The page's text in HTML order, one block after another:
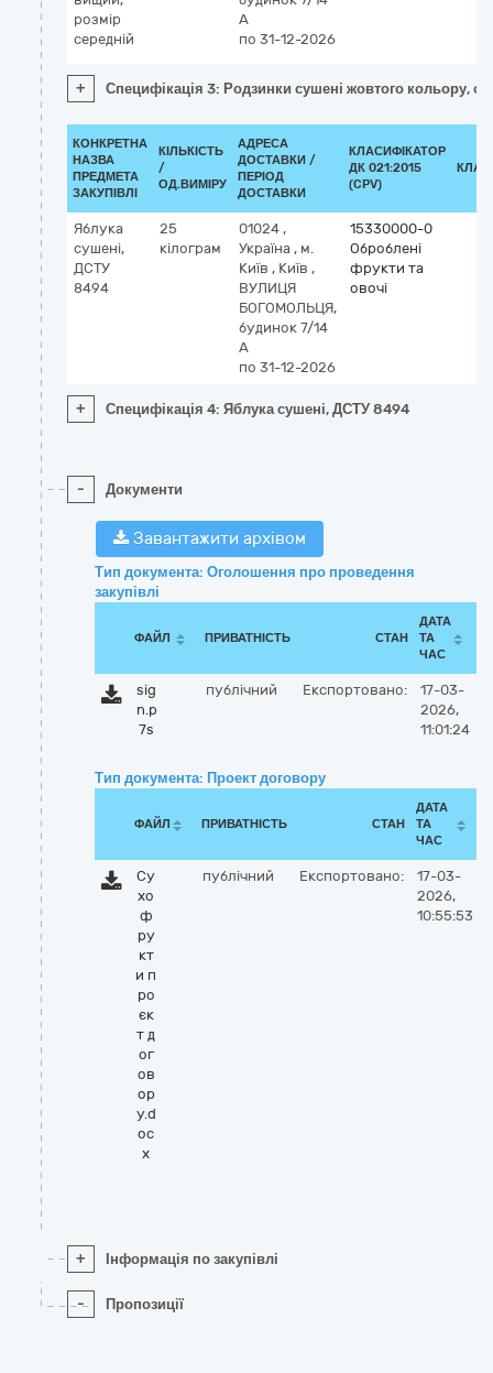
розмір
середній
А
по 31-12-2026
+ Специфікація 3: Родзинки сушені жовтого кольору,
КОНКРЕТНА
НАЗВА
ПРЕДМЕТА
ЗАКУПІВЛІ
КІЛЬКІСТЬ
/
ОД.ВИМІРУ
АДРЕСА
ДОСТАВКИ /
ПЕРІОД
ДОСТАВКИ
КЛАСИФІКАТОР
ДК 021:2015
(CPV)
Яблука
сушені,
ДСТУ
8494
25
кілограм
01024 ,
Україна , м.
Київ , Київ ,
ВУЛИЦЯ
БОГОМОЛЬЦЯ,
будинок 7/14
А
по 31-12-2026
15330000-0
Оброблені
фрукти та
овочі
+ Специфікація 4: Яблука сушені, ДСТУ 8494
- Документи
Завантажити архівом
Тип документа: Оголошення про проведення
закупівлі
ФАЙЛ ПРИВАТНІСТЬ СТАН
ДАТА
ТА
ЧАС
sig
n.p
7s
публічний Експортовано:
17-03-
2026,
11:01:24
Тип документа: Проект договору
ФАЙЛ ПРИВАТНІСТЬ СТАН
ДАТА
ТА
ЧАС
Су
хо
ф
ру
кт
и п
ро
єк
т д
ог
ов
ор
у.d
oc
x
публічний Експортовано:
17-03-
2026,
10:55:53
+ Інформація по закупівлі
- Пропозиції